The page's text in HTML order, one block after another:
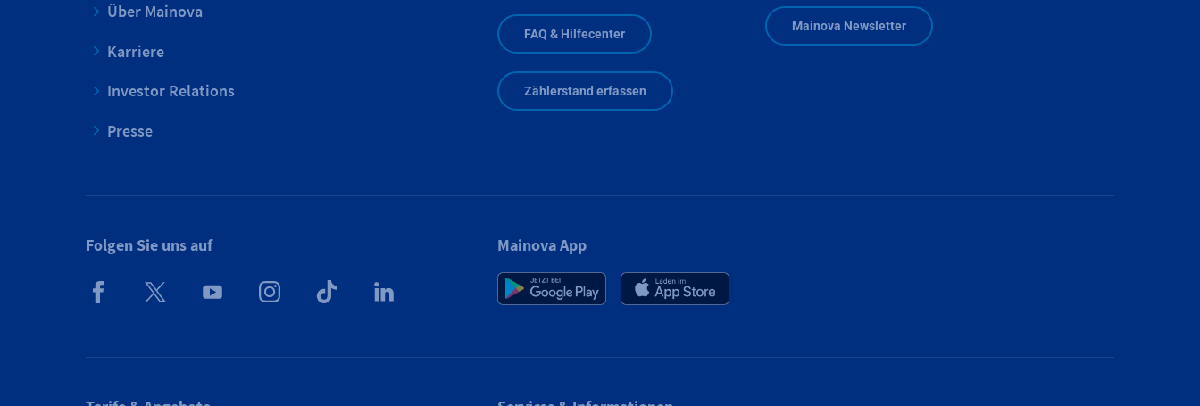
Über Mainova
Karriere
Investor Relations
Presse
FAQ & Hilfecenter
Zählerstand erfassen
Mainova Newsletter
Folgen Sie uns auf Mainova App